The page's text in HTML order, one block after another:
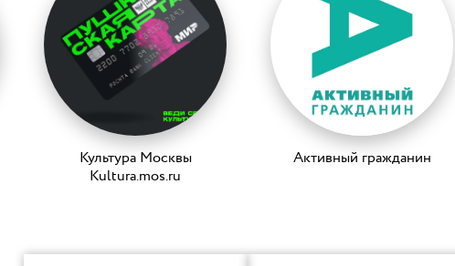
Культура Москвы
Kultura.mos.ru
Активный гражданин